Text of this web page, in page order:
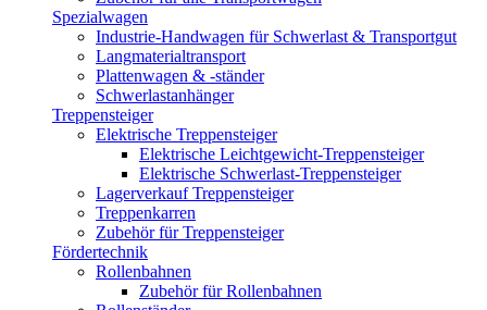
Spezialwagen
Industrie-Handwagen für Schwerlast & Transportgut
Langmaterialtransport
Plattenwagen & -ständer
Schwerlastanhänger
Treppensteiger
Elektrische Treppensteiger
Elektrische Leichtgewicht-Treppensteiger
Elektrische Schwerlast-Treppensteiger
Lagerverkauf Treppensteiger
Treppenkarren
Zubehör für Treppensteiger
Fördertechnik
Rollenbahnen
Zubehör für Rollenbahnen